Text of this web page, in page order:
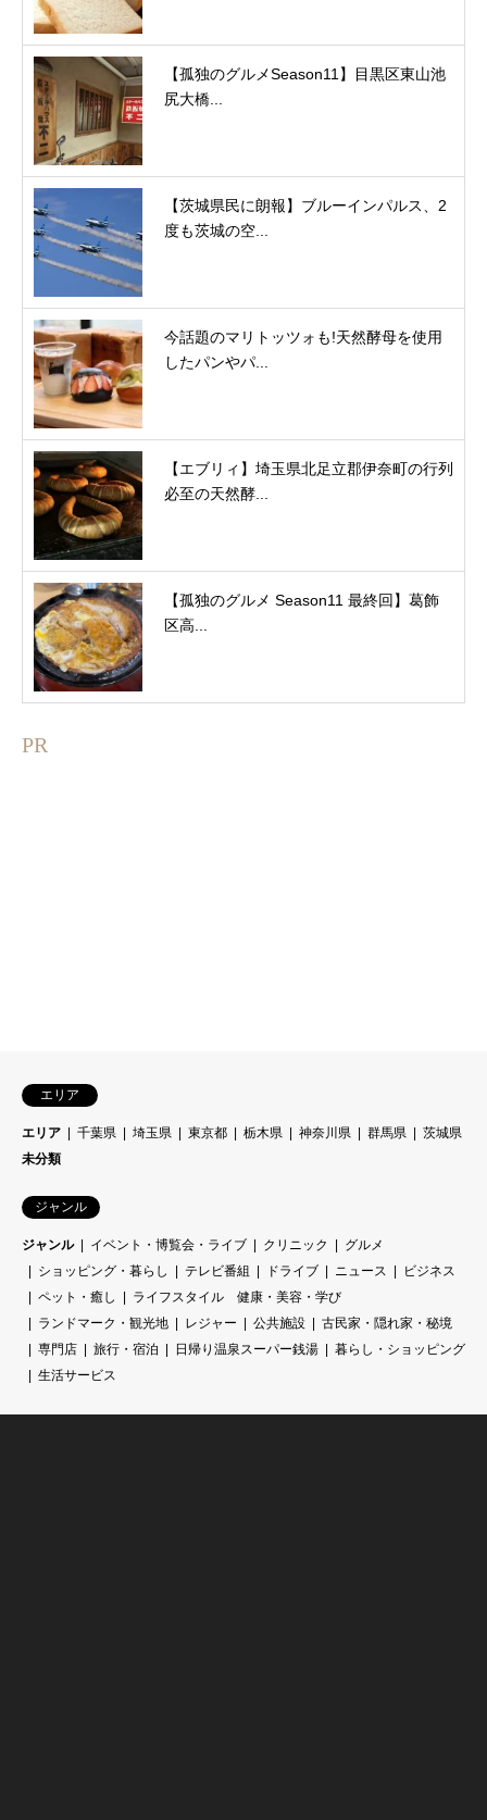
【孤独のグルメSeason11】目黒区東山池
尻大橋...
【茨城県民に朗報】ブルーインパルス、2
度も茨城の空...
今話題のマリトッツォも!天然酵母を使用
したパンやパ...
【エブリィ】埼玉県北足立郡伊奈町の行列
必至の天然酵...
【孤独のグルメ Season11 最終回】葛飾
区高...
PR
エリア
エリア 千葉県 埼玉県 東京都 栃木県 神奈川県 群馬県
茨城県
未分類
ジャンル
ジャンル イベント・博覧会・ライブ クリニック
グルメ
ショッピング・暮らし
テレビ番組 ドライブ ニュース
ビジネス
ペット・癒し
ライフスタイル 健康・美容・学び
ランドマーク・観光地
レジャー 公共施設
古民家・隠れ家・秘境
専門店
旅行・宿泊 日帰り温泉スーパー銭湯
暮らし・ショッピング
生活サービス